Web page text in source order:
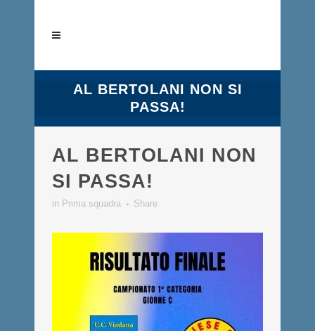
AL BERTOLANI NON SI
PASSA!
AL BERTOLANI NON
SI PASSA!
in Prima squadra Share